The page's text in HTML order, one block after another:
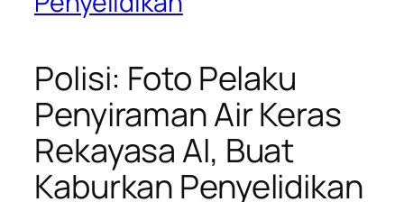
Polisi: Foto Pelaku
Penyiraman Air Keras
Rekayasa AI, Buat
Kaburkan Penyelidikan